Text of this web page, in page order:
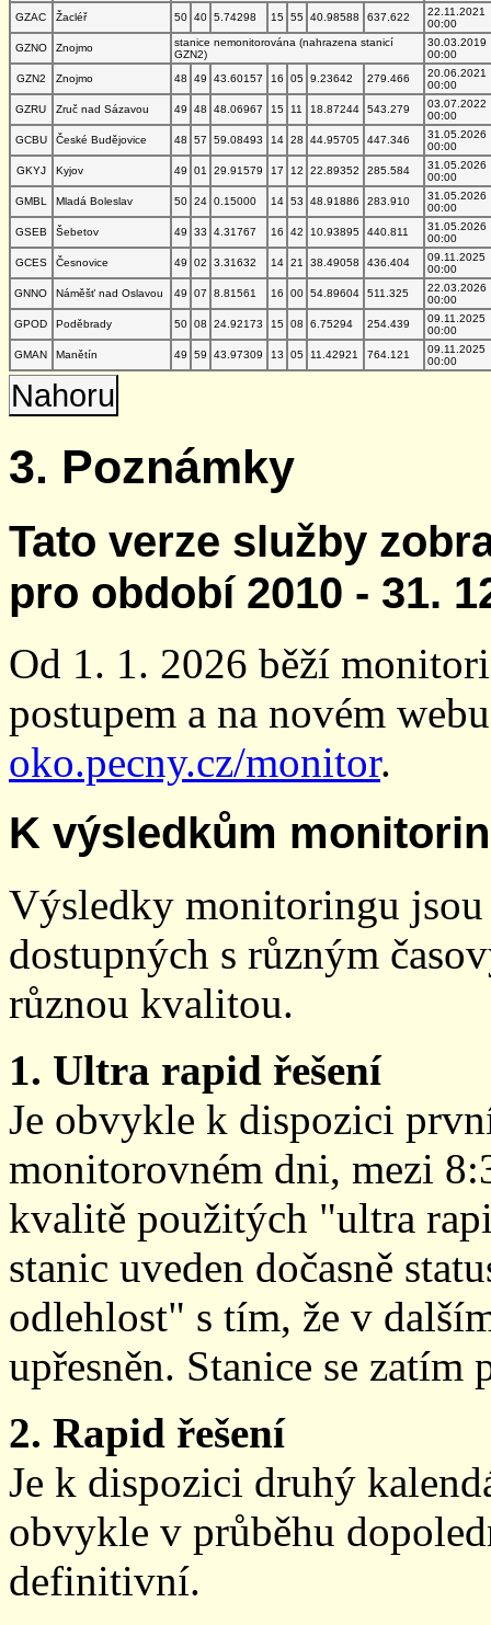
GZAC
Žacléř 50 40 5.74298 15 55 40.98588 637.622
22.11.2021
00:00
GZNO
Znojmo
stanice nemonitorována (nahrazena stanicí
GZN2)
30.03.2019
00:00
GZN2
Znojmo 48 49 43.60157 16 05 9.23642 279.466
20.06.2021
00:00
GZRU
Zruč nad Sázavou 49 48 48.06967 15 11 18.87244 543.279
03.07.2022
00:00
GCBU
České Budějovice 48 57 59.08493 14 28 44.95705 447.346
31.05.2026
00:00
GKYJ
Kyjov 49 01 29.91579 17 12 22.89352 285.584
31.05.2026
00:00
GMBL
Mladá Boleslav 50 24 0.15000 14 53 48.91886 283.910
31.05.2026
00:00
GSEB
Šebetov 49 33 4.31767 16 42 10.93895 440.811
31.05.2026
00:00
GCES
Česnovice 49 02 3.31632 14 21 38.49058 436.404
09.11.2025
00:00
GNNO
Náměšť nad Oslavou 49 07 8.81561 16 00 54.89604 511.325
22.03.2026
00:00
GPOD
Poděbrady 50 08 24.92173 15 08 6.75294 254.439
09.11.2025
00:00
GMAN
Manětín 49 59 43.97309 13 05 11.42921 764.121
09.11.2025
00:00
Nahoru
3. Poznámky
Tato verze služby
pro období 2010 - 31.
Od 1. 1. 2026 běží
postupem a na novém
oko.pecny.cz/monitor.
K výsledkům
Výsledky monitoringu
dostupných s různým
různou kvalitou.
1. Ultra rapid řešení
Je obvykle k dispozici
monitorovném dni, mezi
kvalitě použitých "ultra
stanic uveden dočasně
odlehlost" s tím, že v
upřesněn. Stanice se zatím
2. Rapid řešení
Je k dispozici druhý
obvykle v průběhu
definitivní.